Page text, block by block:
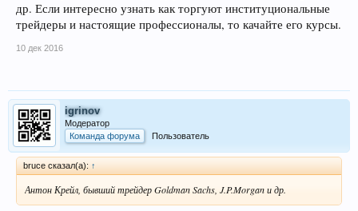
др. Если интересно узнать как торгуют институциональные
трейдеры и настоящие профессионалы, то качайте его курсы.
10 дек 2016
igrinov
Модератор
Команда форума
Пользователь
bruce сказал(а): ↑
Антон Крейл, бывший трейдер Goldman Sachs, J.P.Morgan и др.